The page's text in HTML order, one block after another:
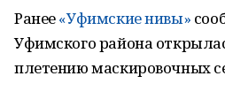
Ранее«Уфимские нивы»
Уфимского района
плетению маскировочных